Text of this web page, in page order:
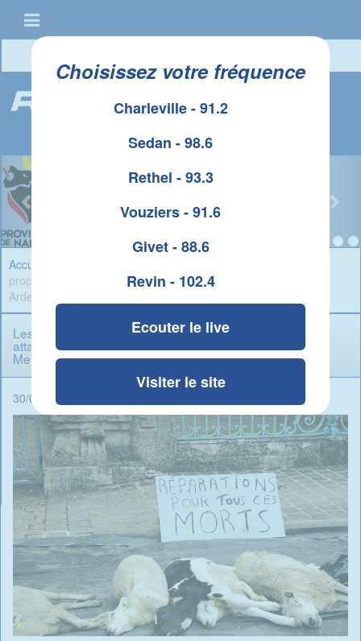
Choisissez votre fréquence
Charleville - 91.2
Sedan - 98.6
Rethel - 93.3
Vouziers - 91.6
Givet - 88.6
Revin - 102.4
Ecouter le live
Visiter le site
Accueil
prochain contre les attaques à répétition du loup dans les
Ardennes et la Meuse.
Les éleveurs mobilisés le 1er juin prochain contre les
attaques à répétition du loup dans les Ardennes et la
Meuse.
30/05/2025 - 07:46 -